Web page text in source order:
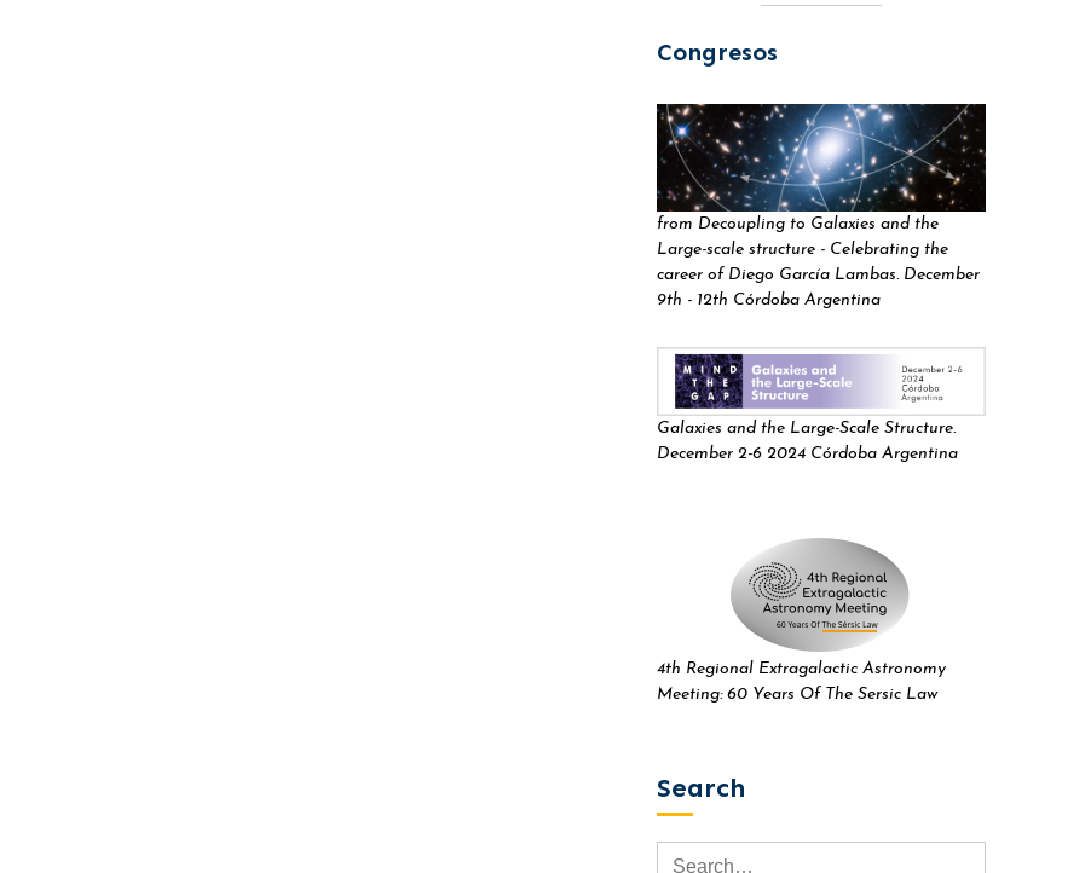
Congresos
from Decoupling to Galaxies and the
Large-scale structure - Celebrating the
career of Diego García Lambas. December
9th - 12th Córdoba Argentina
Galaxies and the Large-Scale Structure.
December 2-6 2024 Córdoba Argentina
4th Regional Extragalactic Astronomy
Meeting: 60 Years Of The Sersic Law
Search